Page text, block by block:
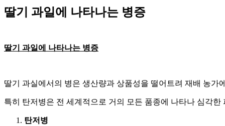
딸기 과일에 나타나는 병증
딸기 과일에 나타나는 병증
딸기 과실에서의 병은 생산량과 상품성을 떨어트려 재배 농가
특히 탄저병은 전 세계적으로 거의 모든 품종에 나타나 심각한
탄저병